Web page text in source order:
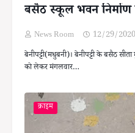
बसैठ स्कूल भवन
News Room
12/29/2020
बेनीपट्टी(मधुबनी)। बेनीपट्टी के बसैठ
को लेकर मंगलवार…
क्राइम